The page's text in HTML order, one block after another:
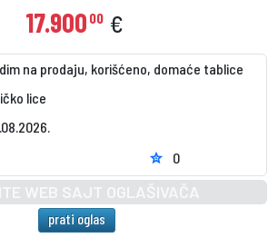
17.900 00 €
na prodaju, korišćeno, domaće tablice
lice
star 0
prati oglas